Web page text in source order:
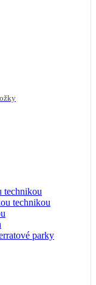
technikou
technikou
parky